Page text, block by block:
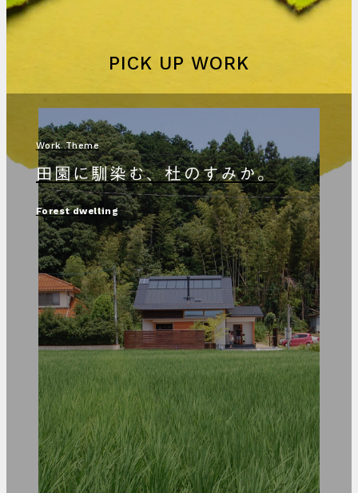
PICK UP WORK
Work Theme
田園に馴染む、杜のすみか。
Forest dwelling